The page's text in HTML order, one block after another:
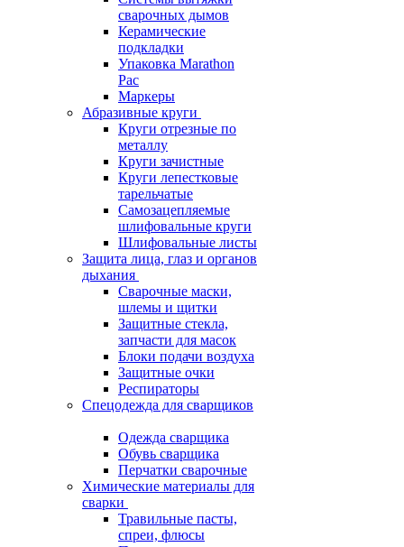
сварочных дымов
Керамические
подкладки
Упаковка Marathon
Pac
Маркеры
Абразивные круги
Круги отрезные по
металлу
Круги зачистные
Круги лепестковые
тарельчатые
Самозацепляемые
шлифовальные круги
Шлифовальные листы
Защита лица, глаз и органов
дыхания
Сварочные маски,
шлемы и щитки
Защитные стекла,
запчасти для масок
Блоки подачи воздуха
Защитные очки
Респираторы
Спецодежда для сварщиков
Одежда сварщика
Обувь сварщика
Перчатки сварочные
Химические материалы для
сварки
Травильные пасты,
спреи, флюсы